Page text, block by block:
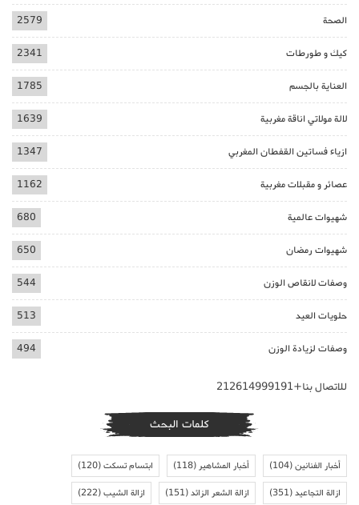
الصحة 2579
كيك و طورطات 2341
العناية بالجسم 1785
لالة مولاتي اناقة مغربية 1639
ازياء فساتين القفطان المغربي 1347
عصائر و مقبلات مغربية 1162
شهيوات عالمية 680
شهيوات رمضان 650
وصفات لانقاص الوزن 544
حلويات العيد 513
وصفات لزيادة الوزن 494
للاتصال بنا+212614999191
كلمات البحث
أخبار الفنانين(104) أخبار المشاهير(118) ابتسام تسكت(120)
ازالة التجاعيد(351) ازالة الشعر الزائد(151) ازالة الشيب(222)